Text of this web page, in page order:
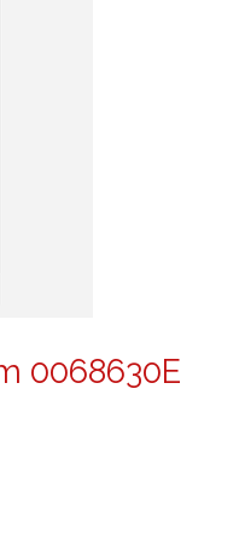
0068630E